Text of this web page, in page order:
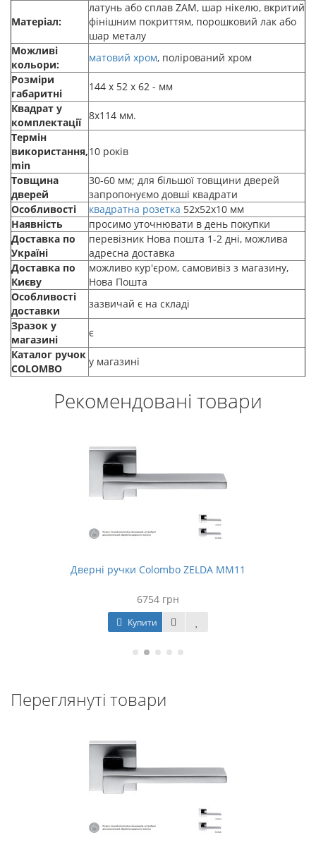
Матеріал:
латунь або сплав ZAM, шар нікелю, вкритий
фінішним покриттям, порошковий лак або
шар металу
Можливі
кольори:
матовий хром, полірований хром
Розміри
габаритні
144 х 52 х 62 - мм
Квадрат у
комплектації
8х114 мм.
Термін
використання,
min
10 років
Товщина
дверей
30-60 мм; для більшої товщини дверей
запропонуємо довші квадрати
Особливості
квадратна розетка 52х52х10 мм
Наявність
просимо уточнювати в день покупки
Доставка по
Україні
перевізник Нова пошта 1-2 дні, можлива
адресна доставка
Доставка по
Києву
можливо кур'єром, самовивіз з магазину,
Нова Пошта
Особливості
доставки
зазвичай є на складі
Зразок у
магазині
є
Каталог ручок
COLOMBO
у магазині
Рекомендовані товари
Дверні ручки Colombo ZELDA MM11
6754 грн
Купити
Переглянуті товари